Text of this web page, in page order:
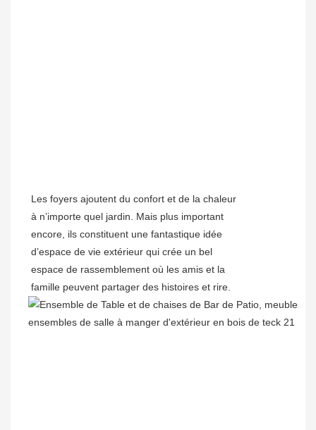
Les foyers ajoutent du confort et de la chaleur
à n’importe quel jardin. Mais plus important
encore, ils constituent une fantastique idée
d’espace de vie extérieur qui crée un bel
espace de rassemblement où les amis et la
famille peuvent partager des histoires et rire.